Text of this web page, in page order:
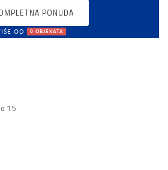
PONUDA
OD 0 OBJEKATA
15